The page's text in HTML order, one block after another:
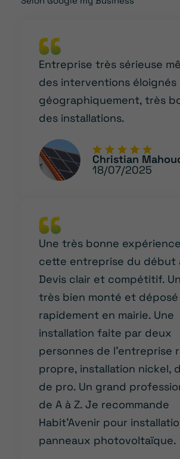
Entreprise très sérieuse
des interventions éloignés
géographiquement, très
des installations.
Christian
18/07/2025
Une très bonne
cette entreprise du début
Devis clair et compétitif.
très bien monté et déposé
rapidement en mairie. Une
installation faite par deux
personnes de l’entreprise
propre, installation nickel,
de pro. Un grand
de A à Z. Je recommande
Habit’Avenir pour
panneaux photovoltaïque.